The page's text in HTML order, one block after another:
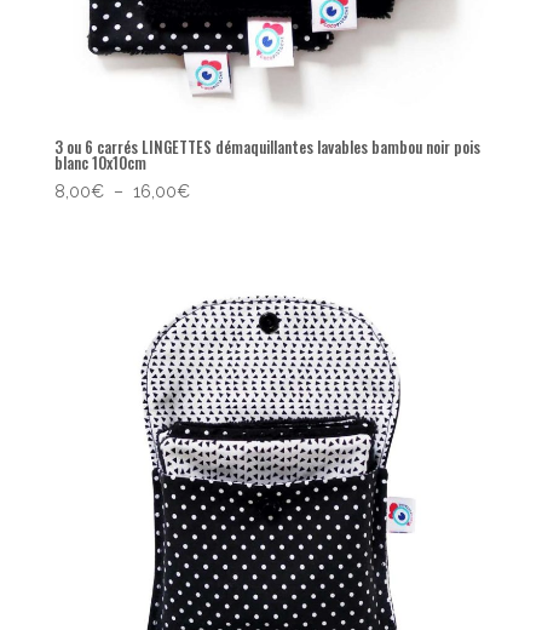
3 ou 6 carrés LINGETTES démaquillantes lavables bambou noir pois
blanc 10x10cm
8,00€ – 16,00€Plage
à
16,00€